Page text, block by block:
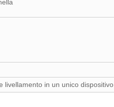
livellamento in un unico dispositivo